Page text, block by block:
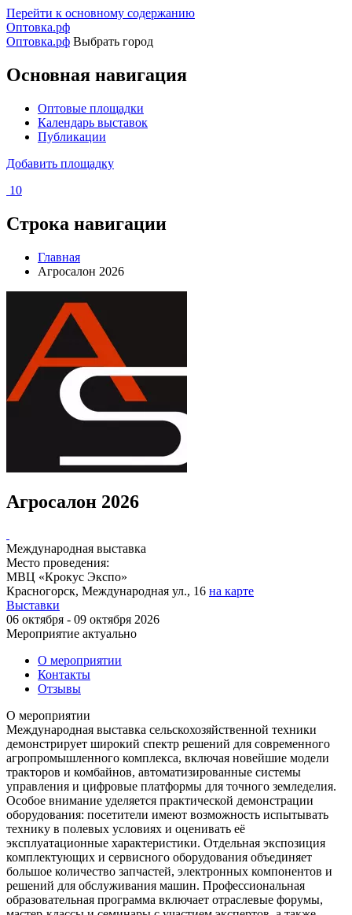
Перейти к основному содержанию
Оптовка.рф
Оптовка.рф Выбрать город
Основная навигация
Оптовые площадки
Календарь выставок
Публикации
Добавить площадку
10
Строка навигации
Главная
Агросалон 2026
Агросалон 2026
Международная выставка
Место проведения:
МВЦ «Крокус Экспо»
Красногорск, Международная ул., 16 на карте
Выставки
06 октября - 09 октября 2026
Мероприятие актуально
О мероприятии
Контакты
Отзывы
О мероприятии
Международная выставка сельскохозяйственной техники
демонстрирует широкий спектр решений для современного
агропромышленного комплекса, включая новейшие модели
тракторов и комбайнов, автоматизированные системы
управления и цифровые платформы для точного земледелия.
Особое внимание уделяется практической демонстрации
оборудования: посетители имеют возможность испытывать
технику в полевых условиях и оценивать её
эксплуатационные характеристики. Отдельная экспозиция
комплектующих и сервисного оборудования объединяет
большое количество запчастей, электронных компонентов и
решений для обслуживания машин. Профессиональная
образовательная программа включает отраслевые форумы,